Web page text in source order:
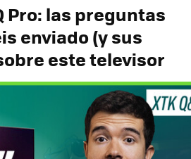
Pro: las preguntas
enviado (y sus
este televisor